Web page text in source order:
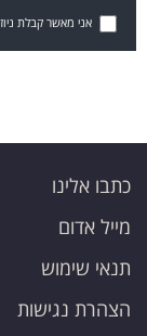
אני מאשר קבלת
כתבו אלינו
מייל אדום
תנאי שימוש
הצהרת נגישות